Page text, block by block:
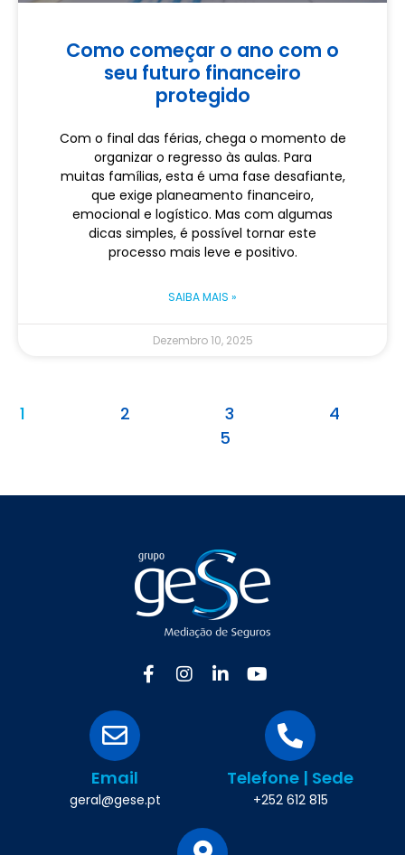
Como começar o ano com o
seu futuro financeiro
protegido
Com o final das férias, chega o momento de
organizar o regresso às aulas. Para
muitas famílias, esta é uma fase desafiante,
que exige planeamento financeiro,
emocional e logístico. Mas com algumas
dicas simples, é possível tornar este
processo mais leve e positivo.
SAIBA MAIS »
Dezembro 10, 2025
1 2 3
4
5
Email
geral@gese.pt
Telefone | Sede
+252 612 815